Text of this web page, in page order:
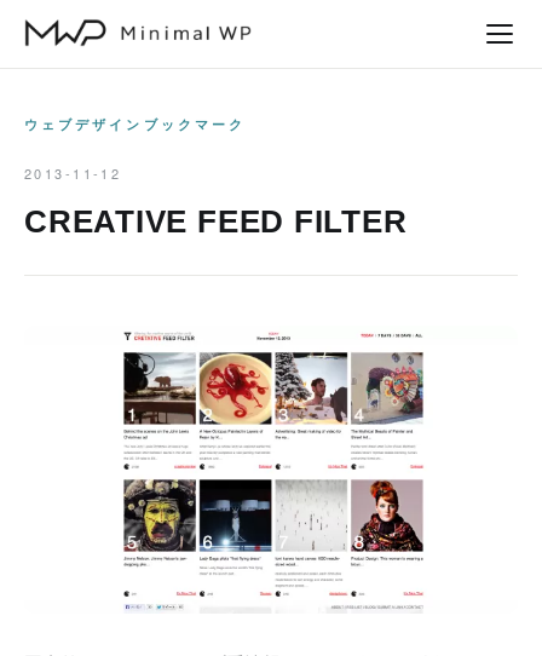
ウェブデザインブックマーク
2013-11-12
CREATIVE FEED FILTER